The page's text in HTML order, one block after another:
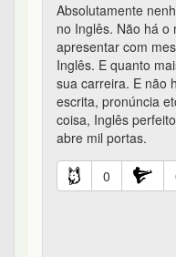
Absolutamente
no Inglês. Não há o
apresentar com
Inglês. E quanto
sua carreira. E não
escrita, pronúncia
coisa, Inglês
abre mil portas.
0